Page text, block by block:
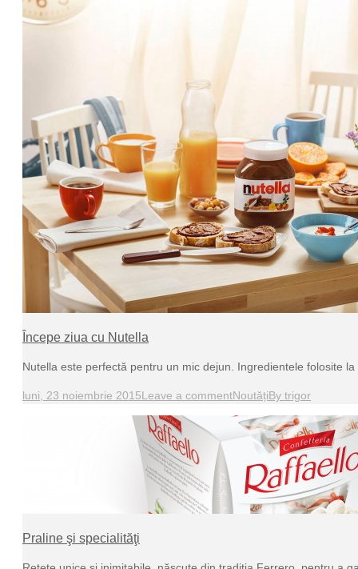
Începe ziua cu Nutella
Nutella este perfectă pentru un mic dejun. Ingredientele folosite
luni, 23 noiembrie 2015Leave a commentNoutățiBy trigor
Praline şi specialităţi